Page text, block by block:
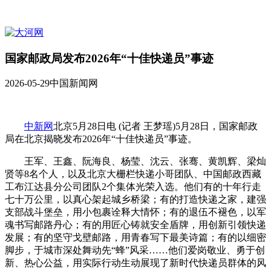
国家邮政局发布2026年“十佳快递员”事迹
2026-05-29中国新闻网
中新网北京5月28日电 (记者 王梦瑶)5月28日，国家邮政
局在北京揭晓发布2026年“十佳快递员”事迹。
王军、王鑫、阮海良、杨莹、沈云、张骞、黄凯辉、梁灿
贤等8名个人，以及北京大栅栏快递小哥团队、中国邮政西藏
工布江达县分公司团队2个集体光荣入选。他们有的十年行走
七十万公里，以真心架起城乡桥梁；有的打造快递之家，建强
支部战斗堡垒，用小包裹诠释大情怀；有的退伍不褪色，以军
魂书写邮路丹心；有的用匠心铸就安全盾牌，用创新引领快递
发展；有的坚守戈壁邮路，用青春写下最美诗篇；有的以细密
脚步，于城市深处舞动先“蜂”风采……他们爱岗敬业、勇于创
新、热心公益，用实际行动生动展现了新时代快递员群体的风